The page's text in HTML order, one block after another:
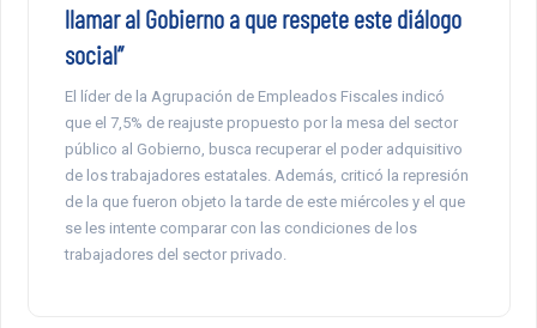
llamar al Gobierno a que respete este diálogo
social”
El líder de la Agrupación de Empleados Fiscales indicó
que el 7,5% de reajuste propuesto por la mesa del sector
público al Gobierno, busca recuperar el poder adquisitivo
de los trabajadores estatales. Además, criticó la represión
de la que fueron objeto la tarde de este miércoles y el que
se les intente comparar con las condiciones de los
trabajadores del sector privado.